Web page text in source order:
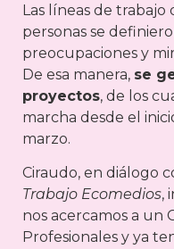
Las líneas de
personas se
preocupaciones y
De esa manera, se
proyectos, de los
marcha desde el
marzo.
Ciraudo, en diálogo
Trabajo Ecomedios,
nos acercamos a un
Profesionales y ya